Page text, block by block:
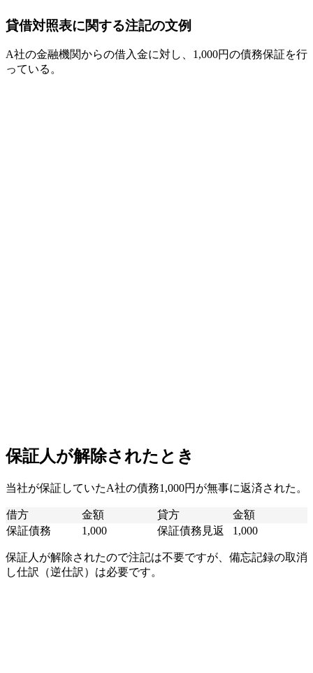
貸借対照表に関する注記の文例
A社の金融機関からの借入金に対し、1,000円の債務保証を行
っている。
保証人が解除されたとき
当社が保証していたA社の債務1,000円が無事に返済された。
借方 金額 貸方
金額
保証債務
1,000 保証債務見返 1,000
保証人が解除されたので注記は不要ですが、備忘記録の取消
し仕訳（逆仕訳）は必要です。